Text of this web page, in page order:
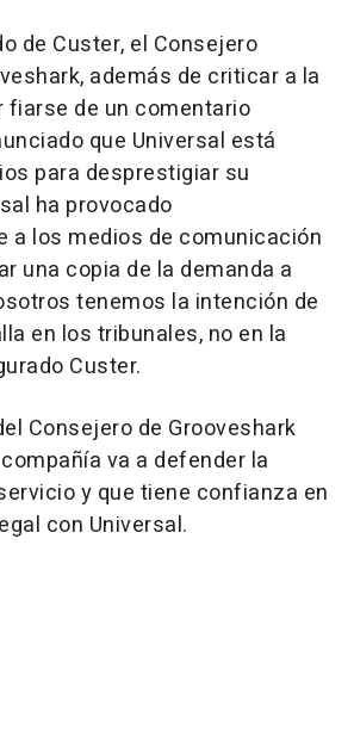
de Custer, el Consejero
además de criticar a la
de un comentario
que Universal está
para desprestigiar su
ha provocado
a los medios de comunicación
una copia de la demanda a
tenemos la intención de
en los tribunales, no en la
Custer.
Consejero de Grooveshark
va a defender la
y que tiene confianza en
con Universal.